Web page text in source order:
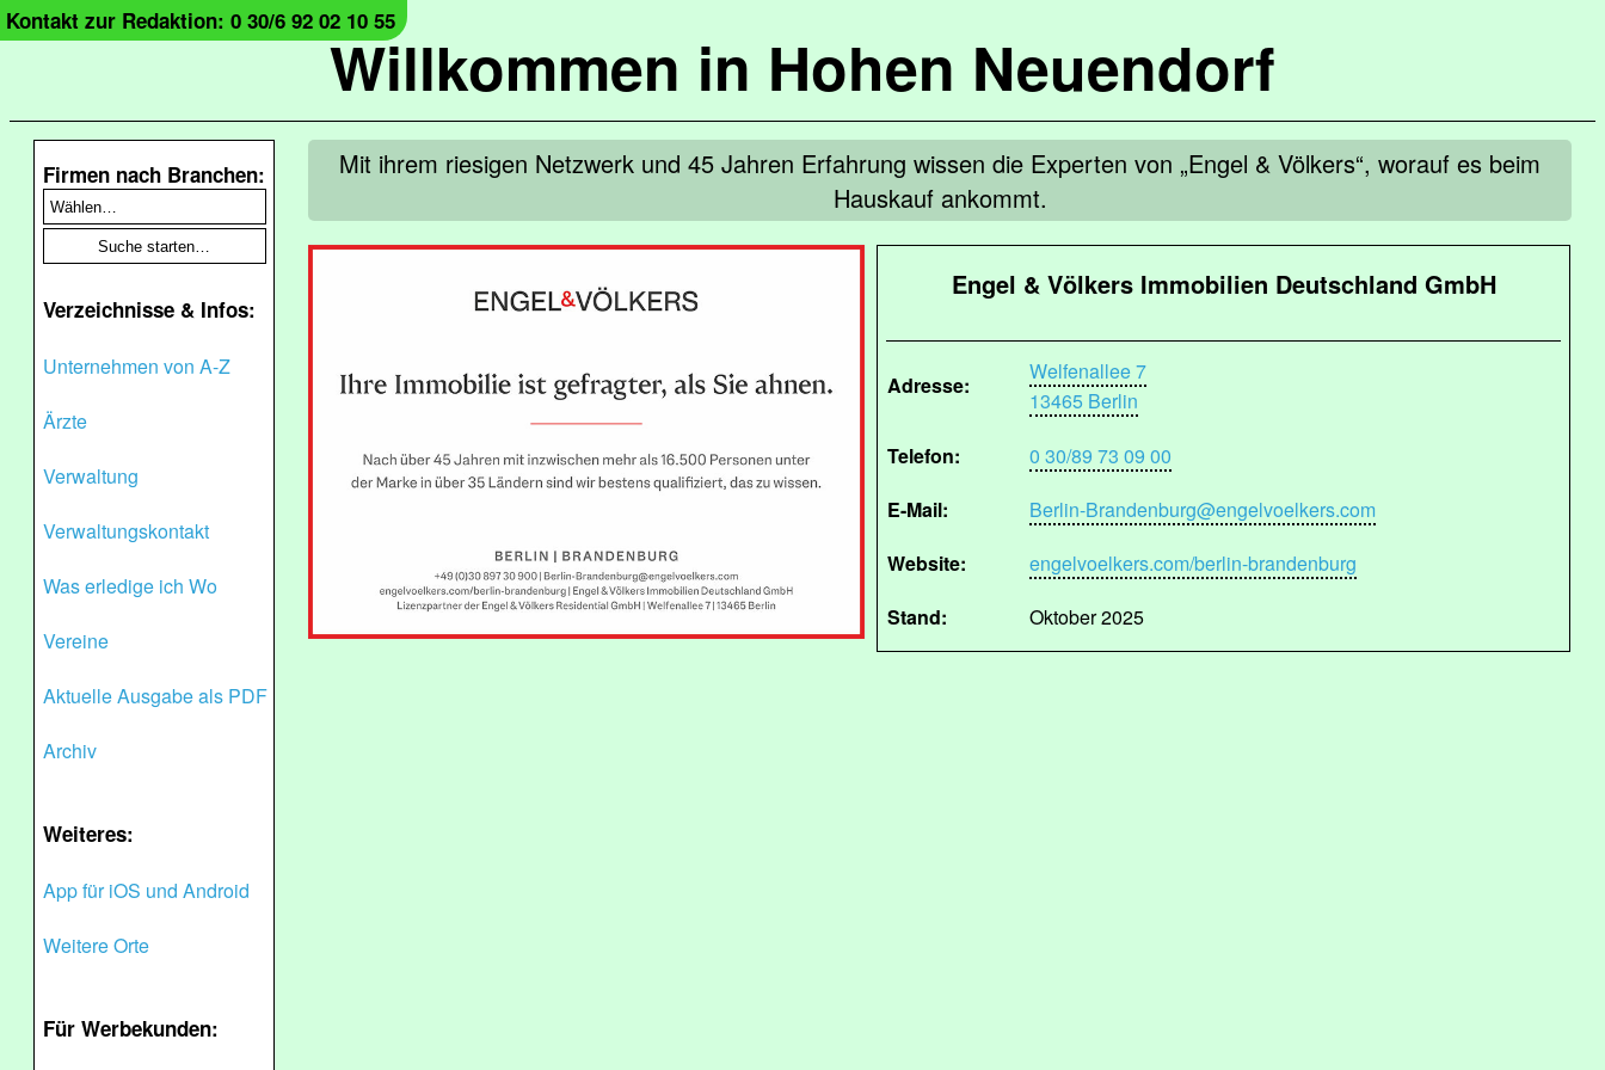
Willkommen in Hohen Neuendorf
Kontakt zur Redaktion: 0 30/6 92 02 10 55
Firmen nach Branchen:
Verzeichnisse & Infos:
Unternehmen von A-Z
Ärzte
Verwaltung
Verwaltungskontakt
Was erledige ich Wo
Vereine
Aktuelle Ausgabe als PDF
Archiv
Weiteres:
App für iOS und Android
Weitere Orte
Für Werbekunden:
Mit ihrem riesigen Netzwerk und 45 Jahren Erfahrung wissen die Experten von „Engel & Völkers“, worauf es beim
Hauskauf ankommt.
Engel & Völkers Immobilien Deutschland GmbH
Adresse:
Welfenallee 7
13465 Berlin
Telefon:
0 30/89 73 09 00
E-Mail:
Berlin-Brandenburg@engelvoelkers.com
Website:
engelvoelkers.com/berlin-brandenburg
Stand:
Oktober 2025